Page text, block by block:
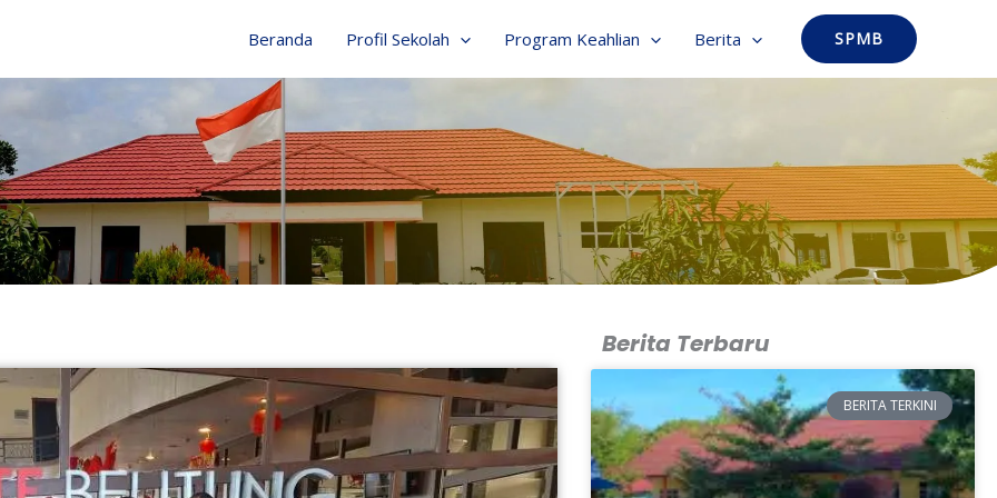
Beranda Profil Sekolah Program Keahlian Berita SPMB
Berita Terbaru
BERITA TERKINI